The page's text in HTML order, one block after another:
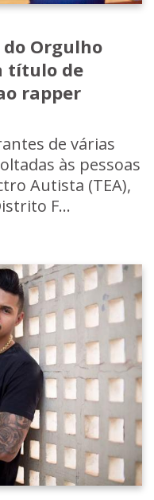
do Orgulho
título de
rapper
de várias
às pessoas
Autista (TEA),
F...